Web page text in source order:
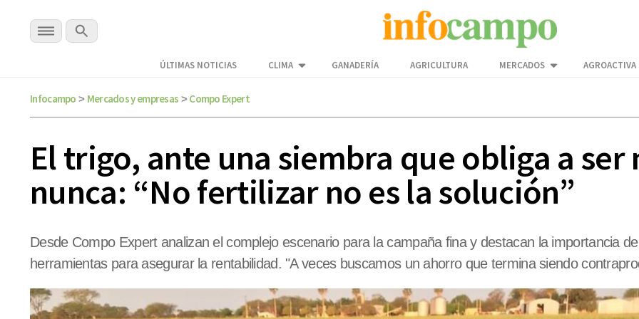
ÚLTIMAS NOTICIAS CLIMA GANADERÍA AGRICULTURA MERCADOS AGROACTIVA
Infocampo > Mercados y empresas > Compo Expert
El trigo, ante una siembra que obliga a ser
nunca: “No fertilizar no es la solución”
Desde Compo Expert analizan el complejo escenario para la campaña fina y destacan la importancia
herramientas para asegurar la rentabilidad. "A veces buscamos un ahorro que termina siendo